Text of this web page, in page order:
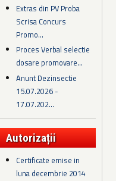
Extras din PV Proba
Scrisa Concurs
Promo...
Proces Verbal selectie
dosare promovare...
Anunt Dezinsectie
15.07.2026 -
17.07.202...
Autorizații
Certificate emise in
luna decembrie 2014